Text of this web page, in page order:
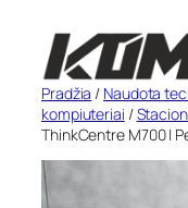
turinio
Pradžia / Naudota
kompiuteriai /
ThinkCentre M700 |